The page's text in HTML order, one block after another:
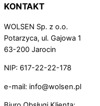
KONTAKT
WOLSEN Sp. z o.o.
Potarzyca, ul. Gajowa 1
63-200 Jarocin
NIP: 617-22-22-178
e-mail: info@wolsen.pl